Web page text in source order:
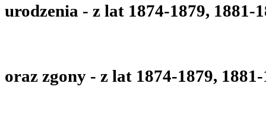
urodzenia - z lat 1874-1879, 1881-
oraz zgony - z lat 1874-1879,